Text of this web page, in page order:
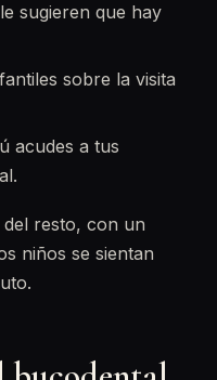
sugieren que hay
sobre la visita
acudes a tus
resto, con un
niños se sientan